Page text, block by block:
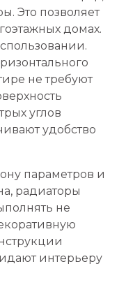
Это позволяет
домах.
не требуют
углов
удобство
параметров и
радиаторы
не
интерьеру